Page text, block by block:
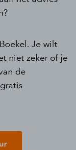
Je wilt
niet zeker of je
de